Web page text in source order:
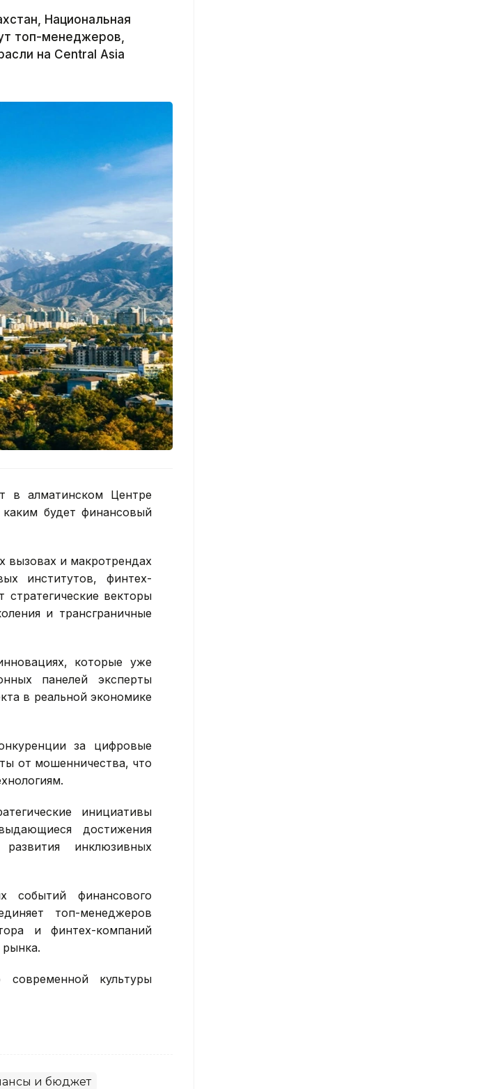
Национальная
топ-менеджеров,
на Central Asia
в алматинском Центре
будет финансовый
вызовах и макротрендах
институтов, финтех-
стратегические векторы
и трансграничные
которые уже
панелей эксперты
в реальной экономике
за цифровые
от мошенничества, что
инициативы
достижения
инклюзивных
финансового
топ-менеджеров
и финтех-компаний
культуры
и бюджет